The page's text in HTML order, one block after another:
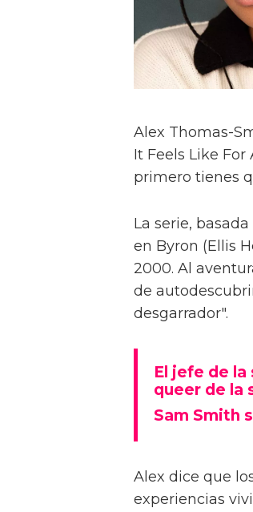
Alex Thomas-
It Feels Like
primero tienes
La serie,
en Byron (Ellis
2000. Al
de
desgarrador".
El jefe de
queer de la
Sam Smith
Alex dice que
experiencias